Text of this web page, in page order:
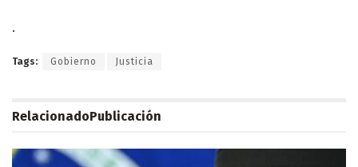
.
Tags: Gobierno Justicia
RelacionadoPublicación